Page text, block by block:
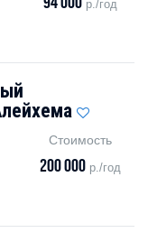
94 000 р./год
Стоимость
200 000 р./год